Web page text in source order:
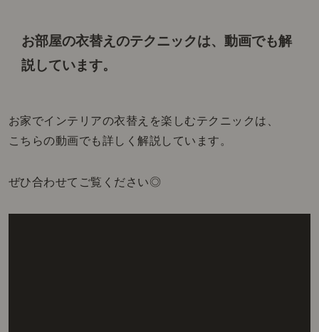
お部屋の衣替えのテクニックは、動画でも解
説しています。
お家でインテリアの衣替えを楽しむテクニックは、
こちらの動画でも詳しく解説しています。
ぜひ合わせてご覧ください◎